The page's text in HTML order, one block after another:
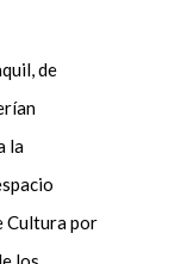
de
la
Cultura por